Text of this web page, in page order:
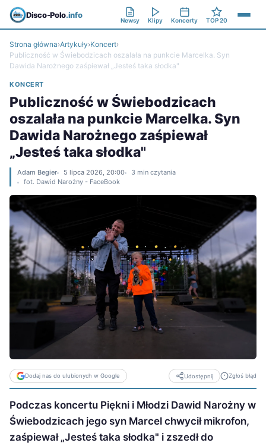
Disco-Polo.info
Newsy Klipy Koncerty TOP 20
Strona główna›Artykuły›Koncert›
Publiczność w Świebodzicach oszalała na punkcie Marcelka. Syn
Dawida Narożnego zaśpiewał „Jesteś taka słodka"
KONCERT
Publiczność w Świebodzicach
oszalała na punkcie Marcelka. Syn
Dawida Narożnego zaśpiewał
„Jesteś taka słodka"
Adam Begier 5 lipca 2026, 20:00
3 min czytania
fot. Dawid Narożny - FaceBook
Dodaj nas do ulubionych w Google Udostępnij Zgłoś błąd
Podczas koncertu Piękni i Młodzi Dawid Narożny w
Świebodzicach jego syn Marcel chwycił mikrofon,
zaśpiewał „Jesteś taka słodka" i zszedł do